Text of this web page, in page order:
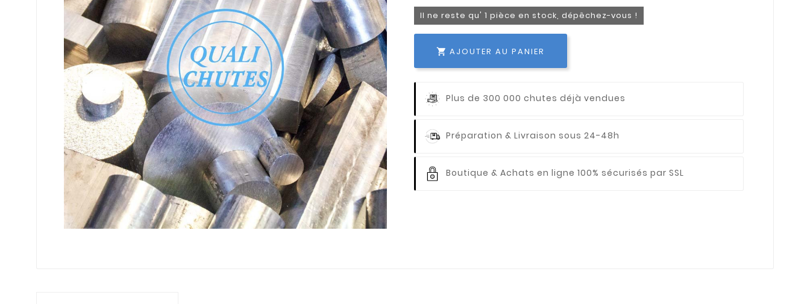
Il ne reste qu' 1 pièce en stock, dépêchez-vous !
 AJOUTER AU PANIER
Plus de 300 000 chutes déjà vendues
Préparation & Livraison sous 24-48h
Boutique & Achats en ligne 100% sécurisés par SSL